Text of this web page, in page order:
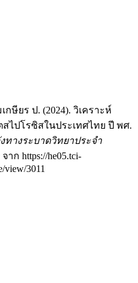
ษียร ป. (2024). วิเคราะห์
ไปโรซิสในประเทศไทย ปี พศ.
ทางระบาดวิทยาประจำ
าก https://he05.tci-
view/3011